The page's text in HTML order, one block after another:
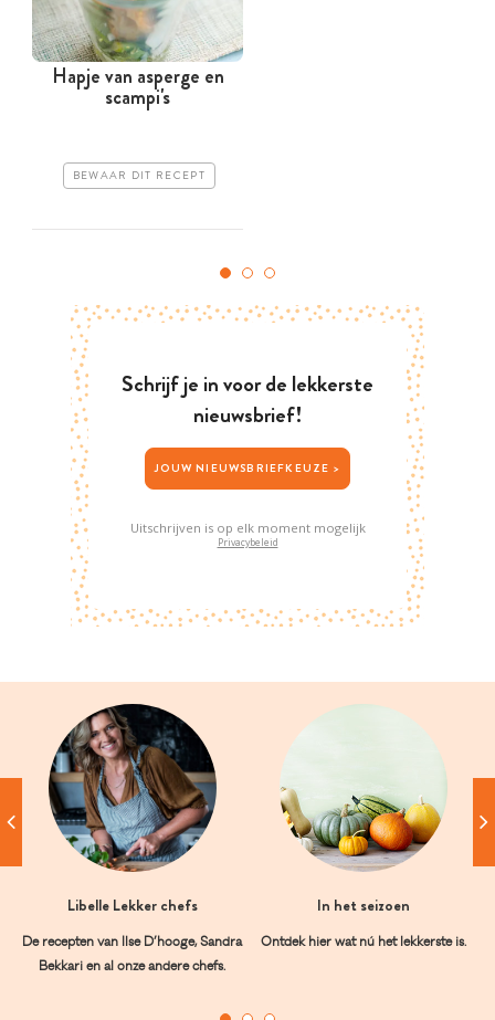
Hapje van asperge en
scampi's
BEWAAR DIT RECEPT
Schrijf je in voor de lekkerste
nieuwsbrief!
JOUW NIEUWSBRIEFKEUZE >
Uitschrijven is op elk moment mogelijk
Privacybeleid
Libelle Lekker chefs
De recepten van Ilse D’hooge, Sandra
Bekkari en al onze andere chefs.
In het seizoen
Ontdek hier wat nú het lekkerste is.